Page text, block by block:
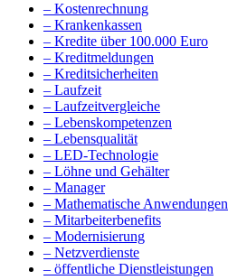
– Kostenrechnung
– Krankenkassen
– Kredite über 100.000 Euro
– Kreditmeldungen
– Kreditsicherheiten
– Laufzeit
– Laufzeitvergleiche
– Lebenskompetenzen
– Lebensqualität
– LED-Technologie
– Löhne und Gehälter
– Manager
– Mathematische Anwendungen
– Mitarbeiterbenefits
– Modernisierung
– Netzverdienste
– öffentliche Dienstleistungen